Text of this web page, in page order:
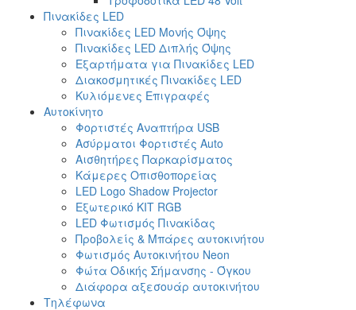
Πινακίδες LED
Πινακίδες LED Μονής Όψης
Πινακίδες LED Διπλής Όψης
Εξαρτήματα για Πινακίδες LED
Διακοσμητικές Πινακίδες LED
Κυλιόμενες Επιγραφές
Αυτοκίνητο
Φορτιστές Αναπτήρα USB
Ασύρματοι Φορτιστές Auto
Αισθητήρες Παρκαρίσματος
Κάμερες Οπισθοπορείας
LED Logo Shadow Projector
Εξωτερικό ΚΙΤ RGB
LED Φωτισμός Πινακίδας
Προβολείς & Μπάρες αυτοκινήτου
Φωτισμός Αυτοκινήτου Neon
Φώτα Οδικής Σήμανσης - Όγκου
Διάφορα αξεσουάρ αυτοκινήτου
Τηλέφωνα